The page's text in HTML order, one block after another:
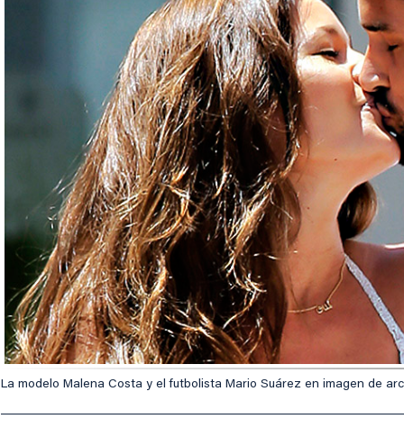
La modelo Malena Costa y el futbolista Mario Suárez en imagen de